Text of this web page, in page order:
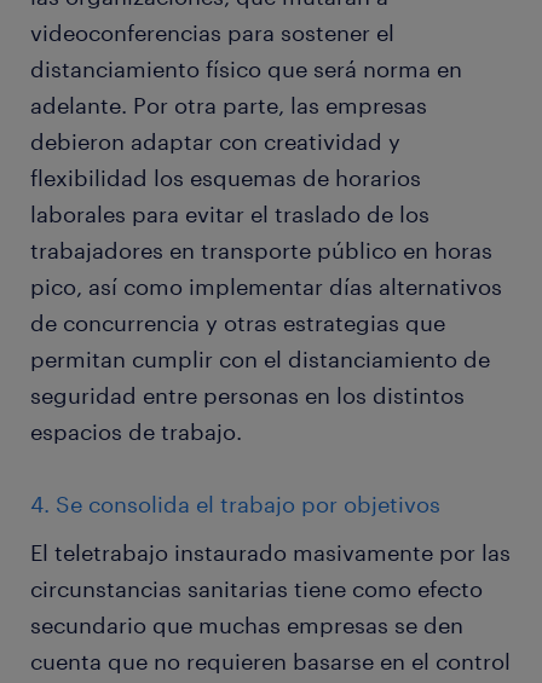
videoconferencias para sostener el
distanciamiento físico que será norma en
adelante. Por otra parte, las empresas
debieron adaptar con creatividad y
flexibilidad los esquemas de horarios
laborales para evitar el traslado de los
trabajadores en transporte público en horas
pico, así como implementar días alternativos
de concurrencia y otras estrategias que
permitan cumplir con el distanciamiento de
seguridad entre personas en los distintos
espacios de trabajo.
4. Se consolida el trabajo por objetivos
El teletrabajo instaurado masivamente por las
circunstancias sanitarias tiene como efecto
secundario que muchas empresas se den
cuenta que no requieren basarse en el control